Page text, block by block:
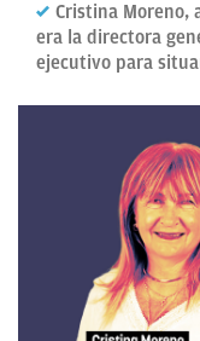
Cristina Moreno,
era la directora
ejecutivo para